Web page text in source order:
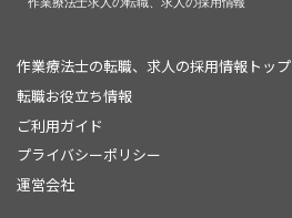
作業療法士の転職、求人の採用情報トップ
転職お役立ち情報
ご利用ガイド
プライバシーポリシー
運営会社